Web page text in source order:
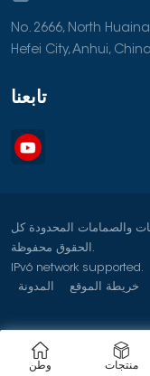
No. 2666, North
Hefei City, Anhui,
تابعنا
للمضخات والصمامات المحدودة كل
الحقوق محفوظة.
IPv6 network supported.
المدونة
خريطة الموقع
وطن منتجات